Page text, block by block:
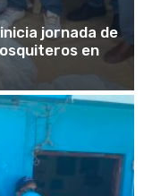
jornada de
en